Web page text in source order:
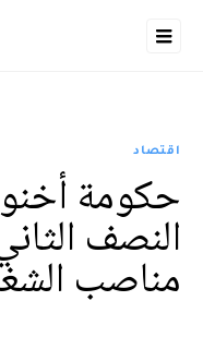
اقتصاد
حكومة
النصف
مناصب